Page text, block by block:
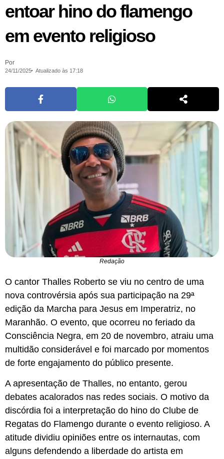
entoar hino do flamengo
em evento religioso
Por
24/11/2025 Atualizado às 17:18
Redação
O cantor Thalles Roberto se viu no centro de uma
nova controvérsia após sua participação na 29ª
edição da Marcha para Jesus em Imperatriz, no
Maranhão. O evento, que ocorreu no feriado da
Consciência Negra, em 20 de novembro, atraiu uma
multidão considerável e foi marcado por momentos
de forte engajamento do público presente.
A apresentação de Thalles, no entanto, gerou
debates acalorados nas redes sociais. O motivo da
discórdia foi a interpretação do hino do Clube de
Regatas do Flamengo durante o evento religioso. A
atitude dividiu opiniões entre os internautas, com
alguns defendendo a liberdade do artista em